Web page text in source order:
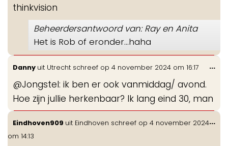
thinkvision
Beheerdersantwoord van: Ray en Anita
Het is Rob of eronder…haha
Danny uit Utrecht schreef op 4 november 2024 om 16:17
@Jongstel: ik ben er ook vanmiddag/ avond.
Hoe zijn jullie herkenbaar? Ik lang eind 30, man
...
Eindhoven909 uit Eindhoven schreef op 4 november 2024
om 14:13
...